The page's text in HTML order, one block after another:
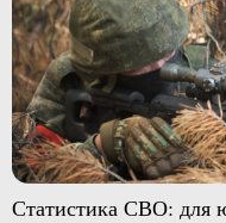
Статистика СВО: для